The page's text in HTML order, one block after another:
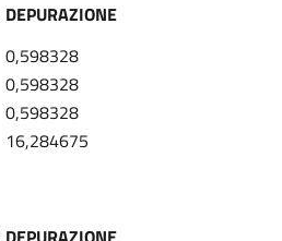
DEPURAZIONE
0,598328
0,598328
0,598328
16,284675